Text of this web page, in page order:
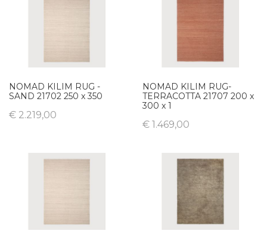
NOMAD KILIM RUG -
SAND 21702 250 x 350
€ 2.219,00
NOMAD KILIM RUG-
TERRACOTTA 21707 200 x
300 x 1
€ 1.469,00